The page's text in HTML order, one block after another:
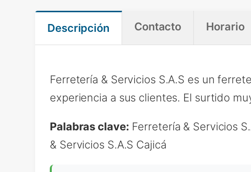
Descripción Contacto Horario
Ferretería & Servicios S.A.S es un
experiencia a sus clientes. El surtido
Palabras clave: Ferretería & Servicios
& Servicios S.A.S Cajicá